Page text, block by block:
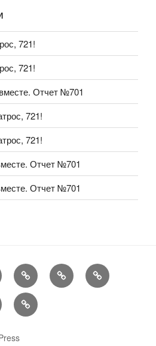
721!
721!
Отчет №701
721!
721!
Отчет №701
Отчет №701
Мы КонкурсыОбменник
User
Profile